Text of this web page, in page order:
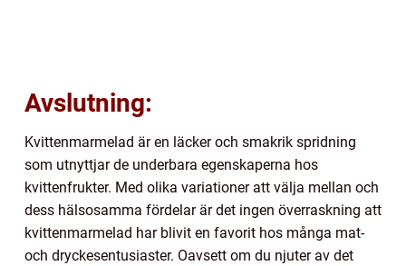
Avslutning:
Kvittenmarmelad är en läcker och smakrik spridning
som utnyttjar de underbara egenskaperna hos
kvittenfrukter. Med olika variationer att välja mellan och
dess hälsosamma fördelar är det ingen överraskning att
kvittenmarmelad har blivit en favorit hos många mat-
och dryckesentusiaster. Oavsett om du njuter av det